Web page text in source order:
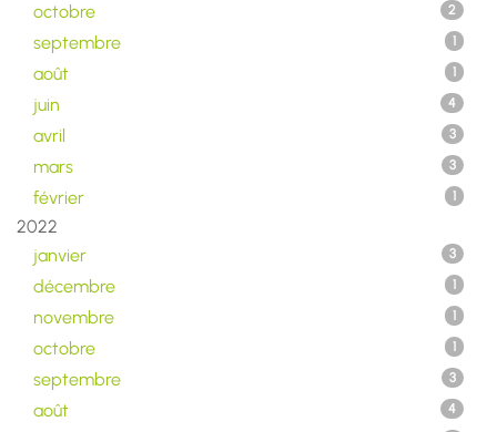
octobre 2
septembre 1
août 1
juin 4
avril 3
mars 3
février 1
2022
janvier
3
décembre 1
novembre 1
octobre 1
septembre 3
août 4